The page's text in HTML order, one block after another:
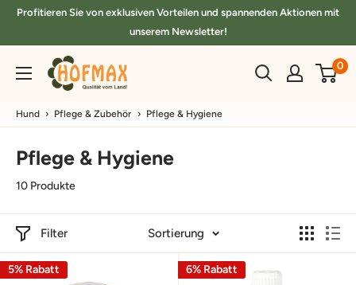
DirektProfitieren Sie von exklusiven Vorteilen und spannenden Aktionen mit
unserem Newsletter!
hofmax.de 0
Hund › Pflege & Zubehör › Pflege & Hygiene
Pflege & Hygiene
10 Produkte
Filter Sortierung
5% Rabatt 6% Rabatt